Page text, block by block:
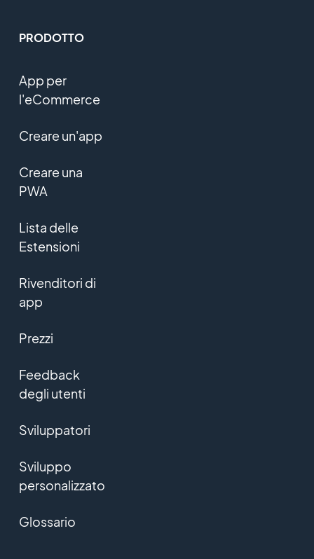
PRODOTTO
App per
l'eCommerce
Creare un'app
Creare una
PWA
Lista delle
Estensioni
Rivenditori di
app
Prezzi
Feedback
degli utenti
Sviluppatori
Sviluppo
personalizzato
Glossario